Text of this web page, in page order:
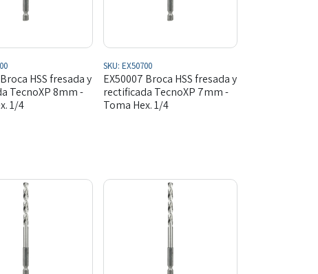
HSS fresada y
TecnoXP 8mm -
1/4
SKU: EX50700
EX50007 Broca HSS fresada y
rectificada TecnoXP 7mm -
Toma Hex. 1/4